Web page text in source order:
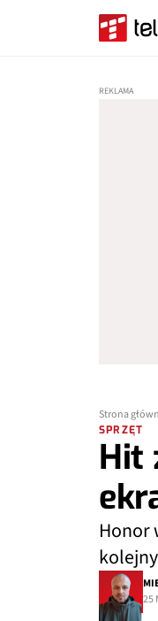
Strona
SPRZĘT
Hit
Honor
25